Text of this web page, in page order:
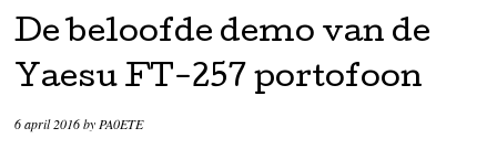
De beloofde demo van de
Yaesu FT-257 portofoon
6 april 2016byPA0ETE